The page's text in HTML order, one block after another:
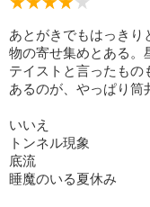
あとがきでもはっきり
物の寄せ集めとある。
テイストと言ったも
あるのが、やっぱり筒
いいえ
トンネル現象
底流
睡魔のいる夏休み